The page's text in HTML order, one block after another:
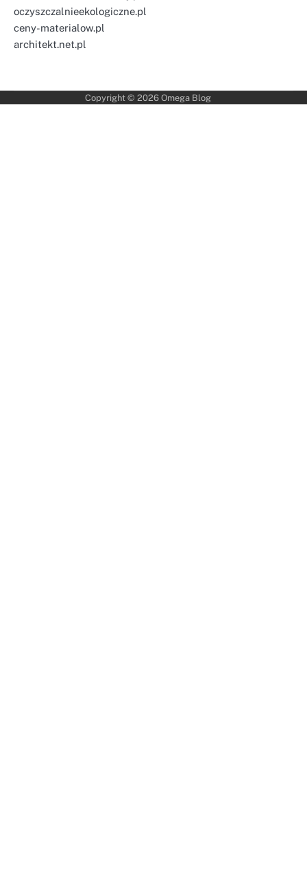
oczyszczalnieekologiczne.pl
ceny-materialow.pl
architekt.net.pl
Copyright © 2026 Omega Blog